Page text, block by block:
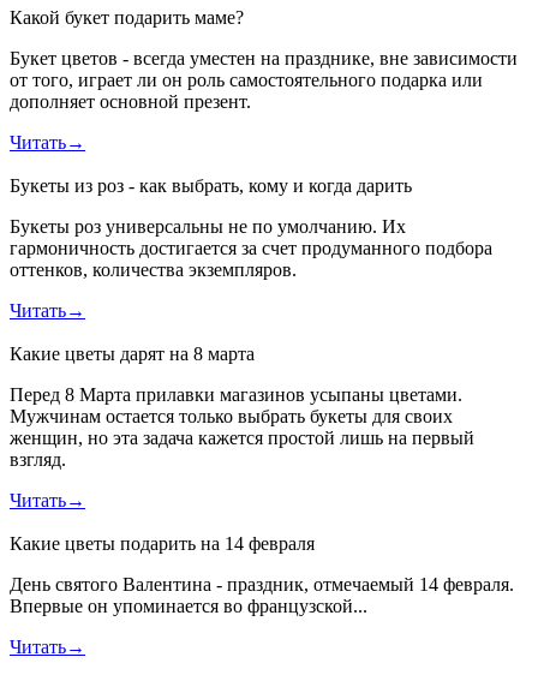
Какой букет подарить маме?
Букет цветов - всегда уместен на празднике, вне зависимости
от того, играет ли он роль самостоятельного подарка или
дополняет основной презент.
Читать→
Букеты из роз - как выбрать, кому и когда дарить
Букеты роз универсальны не по умолчанию. Их
гармоничность достигается за счет продуманного подбора
оттенков, количества экземпляров.
Читать→
Какие цветы дарят на 8 марта
Перед 8 Марта прилавки магазинов усыпаны цветами.
Мужчинам остается только выбрать букеты для своих
женщин, но эта задача кажется простой лишь на первый
взгляд.
Читать→
Какие цветы подарить на 14 февраля
День святого Валентина - праздник, отмечаемый 14 февраля.
Впервые он упоминается во французской...
Читать→